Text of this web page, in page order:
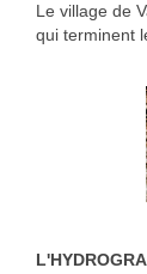
Le village de
qui terminent